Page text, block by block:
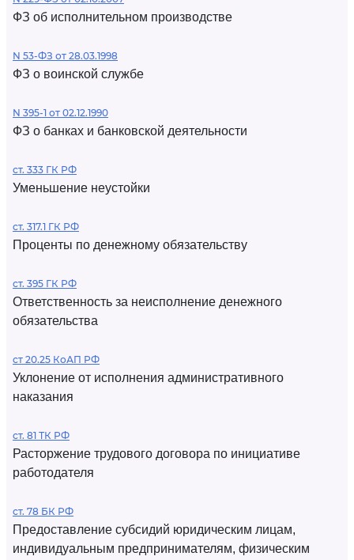
ФЗ об исполнительном производстве
N 53-ФЗ от 28.03.1998
ФЗ о воинской службе
N 395-1 от 02.12.1990
ФЗ о банках и банковской деятельности
ст. 333 ГК РФ
Уменьшение неустойки
ст. 317.1 ГК РФ
Проценты по денежному обязательству
ст. 395 ГК РФ
Ответственность за неисполнение денежного
обязательства
ст 20.25 КоАП РФ
Уклонение от исполнения административного
наказания
ст. 81 ТК РФ
Расторжение трудового договора по инициативе
работодателя
ст. 78 БК РФ
Предоставление субсидий юридическим лицам,
индивидуальным предпринимателям, физическим